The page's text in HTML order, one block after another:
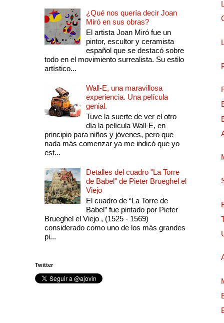
¿Qué nos quería decir Joan
Miró en sus obras?
El artista Joan Miró fue un
pintor, escultor y ceramista
español que se destacó sobre
todo en el movimiento surrealista. Su estilo
artístico...
Wall-E, una maravillosa
experiencia. Una película
genial.
Tuve la suerte de ver el otro
día la película Wall-E, en
principio para niños y jóvenes, pero que
nada más comenzar ya me indicó que yo
est...
Detalles del cuadro "La Torre
de Babel" de Pieter Brueghel el
Viejo
El cuadro de “La Torre de
Babel” fue pintado por Pieter
Brueghel el Viejo , (1525 - 1569)
considerado como uno de los más grandes
pi...
Twitter